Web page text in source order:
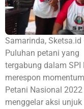
Samarinda, Sketsa.id
Puluhan petani yang
tergabung dalam SPI
merespon
Petani Nasional
menggelar aksi unjuk